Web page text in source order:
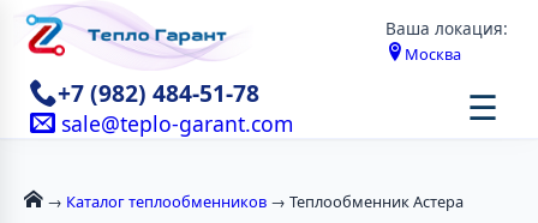
Ваша локация:
Москва
+7 (982) 484-51-78
sale@teplo-garant.com ☰
→ Каталог теплообменников → Теплообменник Астера